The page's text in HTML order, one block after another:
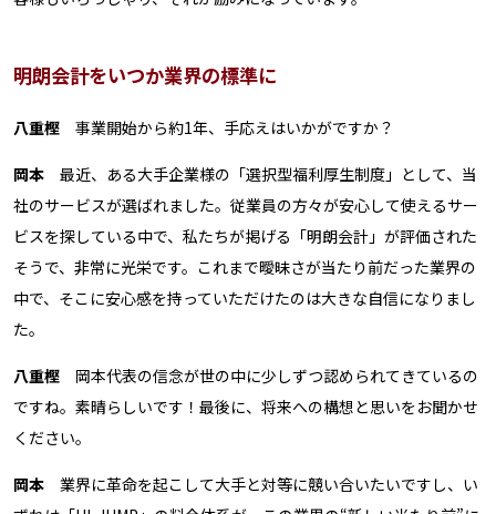
明朗会計をいつか業界の標準に
八重樫 事業開始から約1年、手応えはいかがですか？
岡本 最近、ある大手企業様の「選択型福利厚生制度」として、当
社のサービスが選ばれました。従業員の方々が安心して使えるサー
ビスを探している中で、私たちが掲げる「明朗会計」が評価された
そうで、非常に光栄です。これまで曖昧さが当たり前だった業界の
中で、そこに安心感を持っていただけたのは大きな自信になりまし
た。
八重樫 岡本代表の信念が世の中に少しずつ認められてきているの
ですね。素晴らしいです！最後に、将来への構想と思いをお聞かせ
ください。
岡本 業界に革命を起こして大手と対等に競い合いたいですし、い